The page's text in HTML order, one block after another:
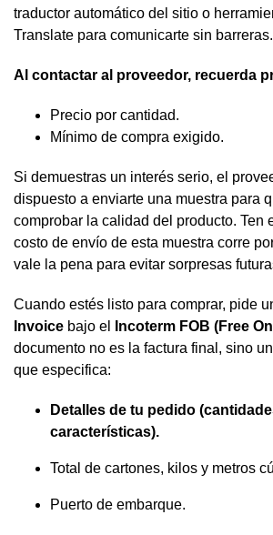
traductor automático del sitio o
Translate para comunicarte sin barreras.
Al contactar al proveedor, recuerda
Precio por cantidad.
Mínimo de compra exigido.
Si demuestras un interés serio, el
dispuesto a enviarte una muestra para
comprobar la calidad del producto. Ten
costo de envío de esta muestra corre
vale la pena para evitar sorpresas
Cuando estés listo para comprar, pide
Invoice bajo el Incoterm FOB (Free
documento no es la factura final, sino
que especifica:
Detalles de tu pedido
características).
Total de cartones, kilos y metros
Puerto de embarque.